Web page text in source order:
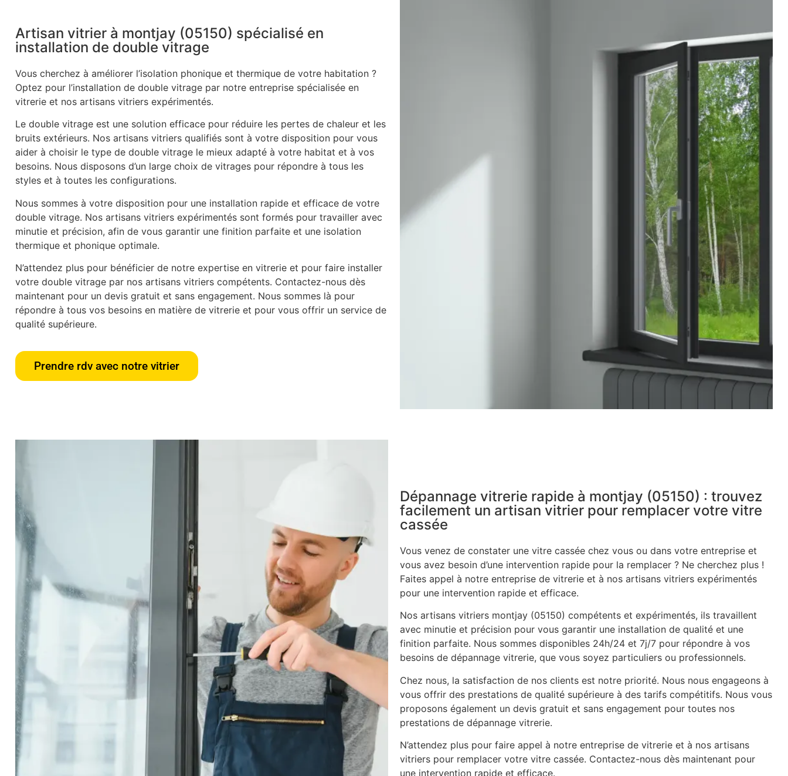
Artisan vitrier à montjay (05150) spécialisé en
installation de double vitrage
Vous cherchez à améliorer l’isolation phonique et thermique de votre habitation ?
Optez pour l’installation de double vitrage par notre entreprise spécialisée en
vitrerie et nos artisans vitriers expérimentés.
Le double vitrage est une solution efficace pour réduire les pertes de chaleur et les
bruits extérieurs. Nos artisans vitriers qualifiés sont à votre disposition pour vous
aider à choisir le type de double vitrage le mieux adapté à votre habitat et à vos
besoins. Nous disposons d’un large choix de vitrages pour répondre à tous les
styles et à toutes les configurations.
Nous sommes à votre disposition pour une installation rapide et efficace de votre
double vitrage. Nos artisans vitriers expérimentés sont formés pour travailler avec
minutie et précision, afin de vous garantir une finition parfaite et une isolation
thermique et phonique optimale.
N’attendez plus pour bénéficier de notre expertise en vitrerie et pour faire installer
votre double vitrage par nos artisans vitriers compétents. Contactez-nous dès
maintenant pour un devis gratuit et sans engagement. Nous sommes là pour
répondre à tous vos besoins en matière de vitrerie et pour vous offrir un service de
qualité supérieure.
Prendre rdv avec notre vitrier
Dépannage vitrerie rapide à montjay (05150) : trouvez
facilement un artisan vitrier pour remplacer votre vitre
cassée
Vous venez de constater une vitre cassée chez vous ou dans votre entreprise et
vous avez besoin d’une intervention rapide pour la remplacer ? Ne cherchez plus !
Faites appel à notre entreprise de vitrerie et à nos artisans vitriers expérimentés
pour une intervention rapide et efficace.
Nos artisans vitriers montjay (05150) compétents et expérimentés, ils travaillent
avec minutie et précision pour vous garantir une installation de qualité et une
finition parfaite. Nous sommes disponibles 24h/24 et 7j/7 pour répondre à vos
besoins de dépannage vitrerie, que vous soyez particuliers ou professionnels.
Chez nous, la satisfaction de nos clients est notre priorité. Nous nous engageons à
vous offrir des prestations de qualité supérieure à des tarifs compétitifs. Nous vous
proposons également un devis gratuit et sans engagement pour toutes nos
prestations de dépannage vitrerie.
N’attendez plus pour faire appel à notre entreprise de vitrerie et à nos artisans
vitriers pour remplacer votre vitre cassée. Contactez-nous dès maintenant pour
une intervention rapide et efficace.